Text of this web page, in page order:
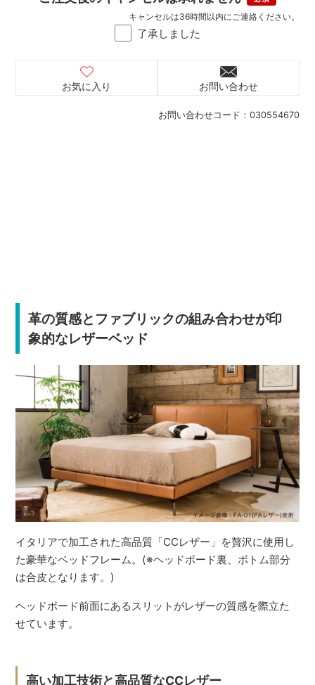
お問い合わせコード： 030554670
了承しました
キャンセルは36時間以内にご連絡ください。
お気に入り お問い合わせ
革の質感とファブリックの組み合わせが印
象的なレザーベッド
イタリアで加工された高品質「CCレザー」を贅沢に使用し
た豪華なベッドフレーム。(※ヘッドボード裏、ボトム部分
は合皮となります。)
ヘッドボード前面にあるスリットがレザーの質感を際立た
せています。
高い加工技術と高品質なCCレザー